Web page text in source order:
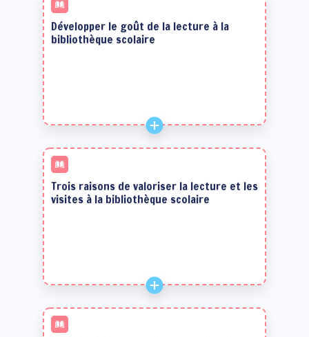
Développer le goût de la lecture à la
bibliothèque scolaire
Trois raisons de valoriser la lecture et les
visites à la bibliothèque scolaire